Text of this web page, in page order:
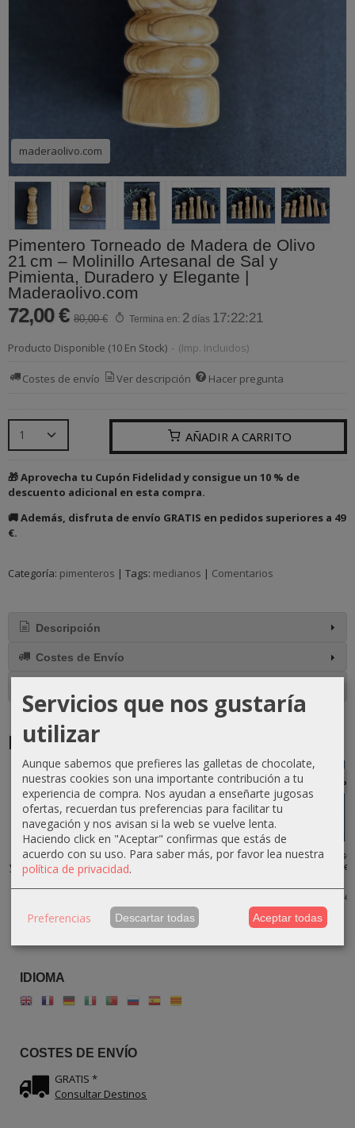
IDIOMA
COSTES DE ENVÍO
GRATIS *
Consultar Destinos
maderaolivo.com
Pimentero Torneado de Madera de Olivo
21 cm – Molinillo Artesanal de Sal y
Pimienta, Duradero y Elegante |
Maderaolivo.com
72,00 € 80,00 € Termina en: 2 días 17:22:21
Producto Disponible (10 En Stock) - (Imp. Incluidos)
Costes de envío Ver descripción Hacer pregunta
AÑADIR A CARRITO
🎁 Aprovecha tu Cupón Fidelidad y consigue un 10 % de
descuento adicional en esta compra.
🚚 Además, disfruta de envío GRATIS en pedidos superiores a 49
€.
Categoría: pimenteros | Tags: medianos | Comentarios
Descripción
Costes de Envío
Productos Relacionados
-10 %
Molinillo de Sal
y Pimienta de...
-10 %
Molinillo de Sal
y Pimienta de...
-10 %
Pimentero
-10 %
Pimentero Liso
de Madera de
65,00 €
Servicios que nos gustaría
utilizar
Aunque sabemos que prefieres las galletas de chocolate,
nuestras cookies son una importante contribución a tu
experiencia de compra. Nos ayudan a enseñarte jugosas
ofertas, recuerdan tus preferencias para facilitar tu
navegación y nos avisan si la web se vuelve lenta.
Haciendo click en "Aceptar" confirmas que estás de
acuerdo con su uso. Para saber más, por favor lea nuestra
política de privacidad.
Preferencias Descartar todas Aceptar todas